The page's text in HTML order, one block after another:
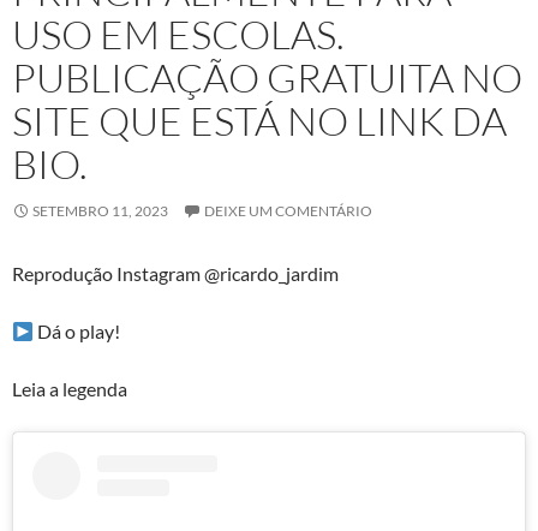
USO EM ESCOLAS.
PUBLICAÇÃO GRATUITA NO
SITE QUE ESTÁ NO LINK DA
BIO.
SETEMBRO 11, 2023 DEIXE UM COMENTÁRIO
Reprodução Instagram @ricardo_jardim
Dá o play!
Leia a legenda